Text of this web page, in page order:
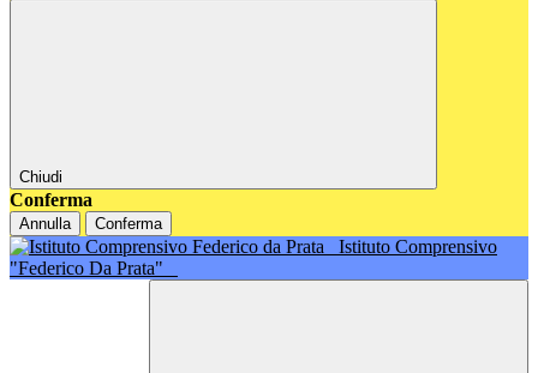
Chiudi
Conferma
Annulla Conferma
Istituto Comprensivo
"Federico Da Prata"